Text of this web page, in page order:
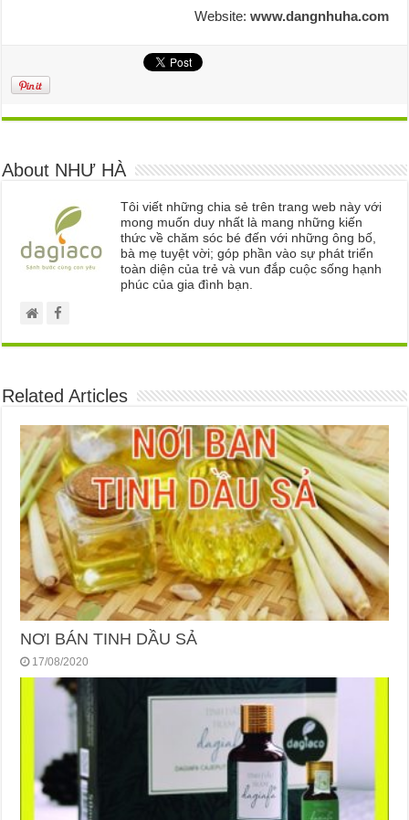
Website: www.dangnhuha.com
About NHƯ HÀ
Tôi viết những chia sẻ trên trang web này với
mong muốn duy nhất là mang những kiến
thức về chăm sóc bé đến với những ông bố,
bà mẹ tuyệt vời; góp phần vào sự phát triển
toàn diện của trẻ và vun đắp cuộc sống hạnh
phúc của gia đình bạn.
Related Articles
NƠI BÁN TINH DẦU SẢ
17/08/2020